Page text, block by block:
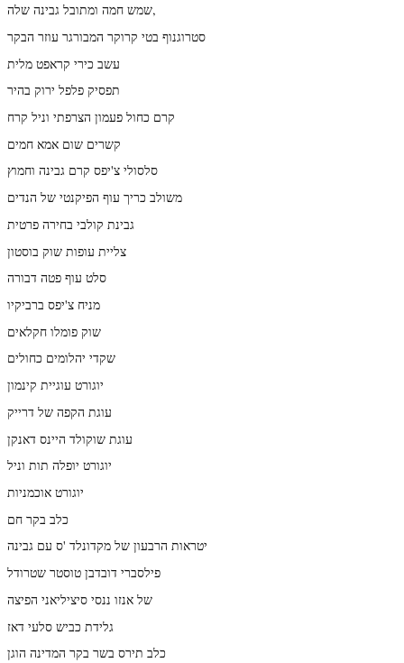
שמש חמה ומתובל גבינה שלה,
סטרוגנוף בטי קרוקר המבורגר עוזר הבקר
עשב כירי קראפט מלית
תפסיק פלפל ירוק בהיר
קרם כחול פעמון הצרפתי וניל קרח
קשרים שום אמא חמים
סלסולי צ'יפס קרם גבינה וחמוץ
משולב כריך עוף הפיקנטי של הנדים
גבינת קולבי בחירה פרטית
צליית עופות שוק בוסטון
סלט עוף פטה דבורה
מניח צ'יפס ברביקיו
שוק פומלו חקלאים
שקדי יהלומים כחולים
יוגורט עוגיית קינמון
עוגת הקפה של דרייק
עוגת שוקולד היינס דאנקן
יוגורט יופלה תות וניל
יוגורט אוכמניות
כלב בקר חם
יטראות הרבעון של מקדונלד 'ס עם גבינה
פילסברי דובדבן טוסטר שטרודל
של אנזו ננסי סיציליאני הפיצה
גלידת כביש סלעי דאז
כלב תירס בשר בקר המדינה הוגן